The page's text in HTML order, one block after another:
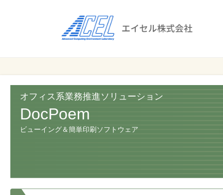
株式会社
ス
効
率
ス
オフィス系業務推進ソリューション
DocPoem
ビューイング＆簡単印刷ソフトウェア
セ
株
式
会
社